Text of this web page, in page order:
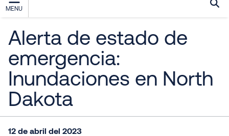
MENU
Alerta de estado de
emergencia:
Inundaciones en North
Dakota
12 de abril del 2023